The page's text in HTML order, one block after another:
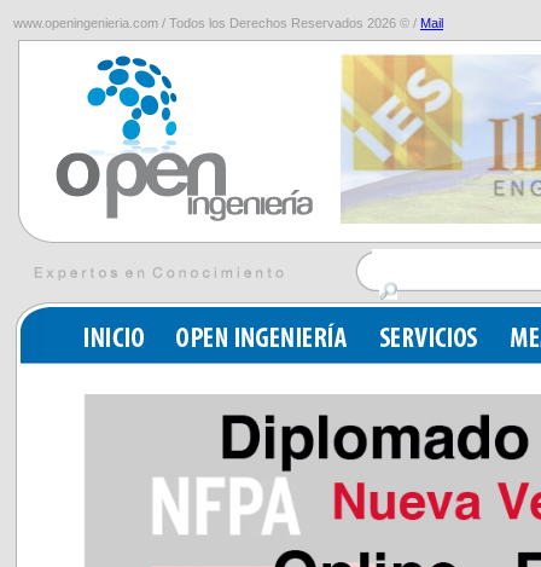
www.openingenieria.com / Todos los Derechos Reservados 2026 © / Mail